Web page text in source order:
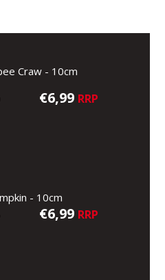
Craw - 10cm
€6,99 RRP
- 10cm
€6,99 RRP